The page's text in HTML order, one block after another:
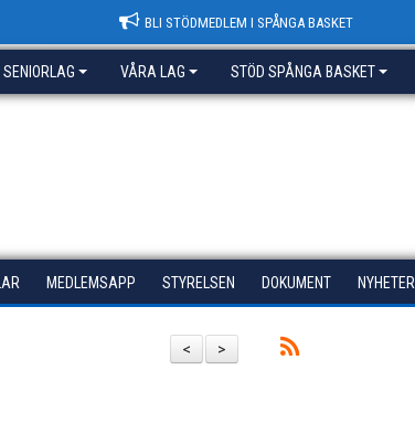
BLI STÖDMEDLEM I SPÅNGA BASKET
SENIORLAG VÅRA LAG STÖD SPÅNGA BASKET
MEDLEMSAPP STYRELSEN DOKUMENT NYHETER
>
<